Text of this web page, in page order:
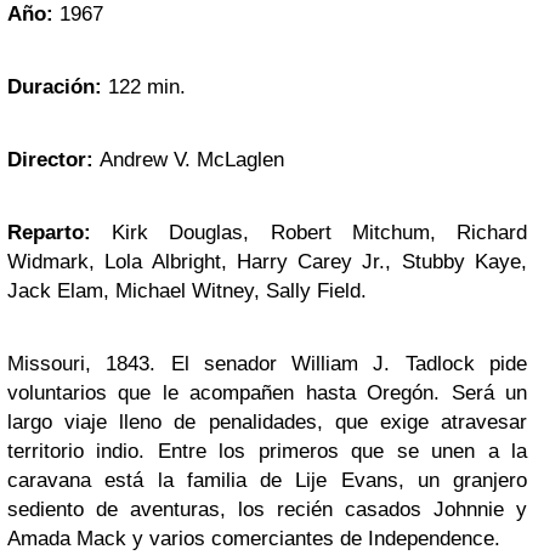
Año: 1967
Duración: 122 min.
Director: Andrew V. McLaglen
Reparto: Kirk Douglas, Robert Mitchum, Richard
Widmark, Lola Albright, Harry Carey Jr., Stubby Kaye,
Jack Elam, Michael Witney, Sally Field.
Missouri, 1843. El senador William J. Tadlock pide
voluntarios que le acompañen hasta Oregón. Será un
largo viaje lleno de penalidades, que exige atravesar
territorio indio. Entre los primeros que se unen a la
caravana está la familia de Lije Evans, un granjero
sediento de aventuras, los recién casados Johnnie y
Amada Mack y varios comerciantes de Independence.